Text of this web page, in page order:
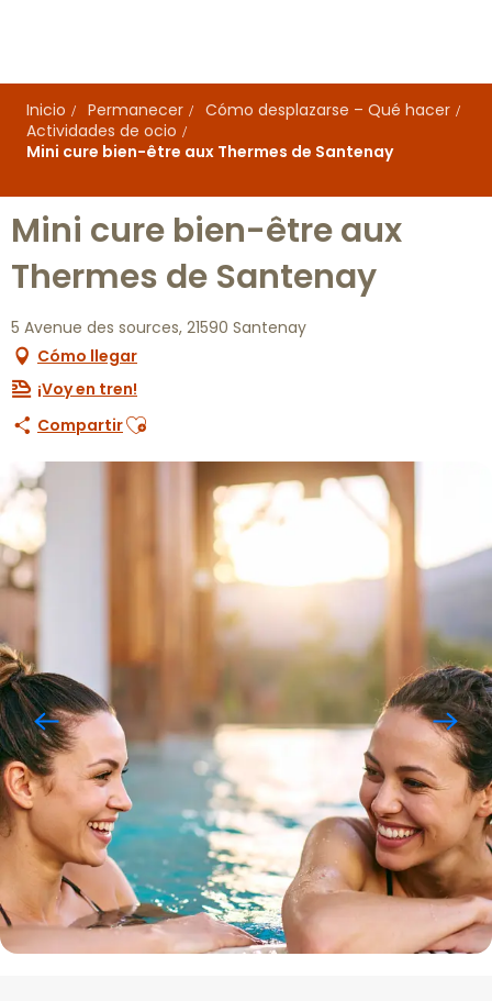
principal
Inicio
Permanecer
Cómo desplazarse – Qué hacer
Actividades de ocio
Mini cure bien-être aux Thermes de Santenay
Mini cure bien-être aux
Thermes de Santenay
5 Avenue des sources, 21590 Santenay
Cómo llegar
¡Voy en tren!
CompartirAjouter aux favoris